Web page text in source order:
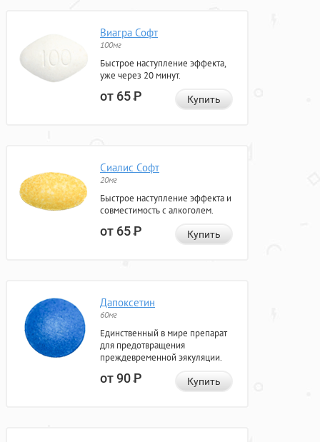
Виагра Софт
100мг
Быстрое наступление эффекта,
уже через 20 минут.
от 65Р Купить
Сиалис Софт
20мг
Быстрое наступление эффекта и
совместимость с алкоголем.
от 65Р Купить
Дапоксетин
60мг
Единственный в мире препарат
для предотвращения
преждевременной эякуляции.
от 90Р Купить